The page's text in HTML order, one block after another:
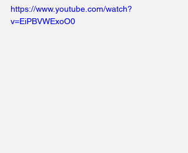
https://www.youtube.com/watch?
v=EiPBVWExoO0